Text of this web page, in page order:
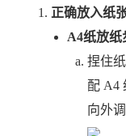
正确放入纸
A4纸放纸
捏住
配 A4
向外